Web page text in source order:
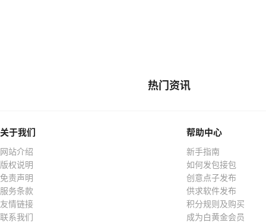
热门资讯
关于我们
网站介绍
版权说明
免责声明
服务条款
友情链接
联系我们
帮助中心
新手指南
如何发包接包
创意点子发布
供求软件发布
积分规则及购买
成为白黄金会员